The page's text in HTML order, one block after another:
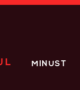
MINUST